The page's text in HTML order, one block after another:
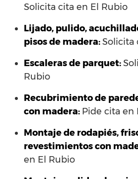
Solicita cita en El Rubio
Lijado, pulido,
pisos de madera:Solicita
Escaleras de parquet:
Rubio
Recubrimiento de
con madera: Pide cita en
Montaje de rodapiés,
revestimientos con
en El Rubio